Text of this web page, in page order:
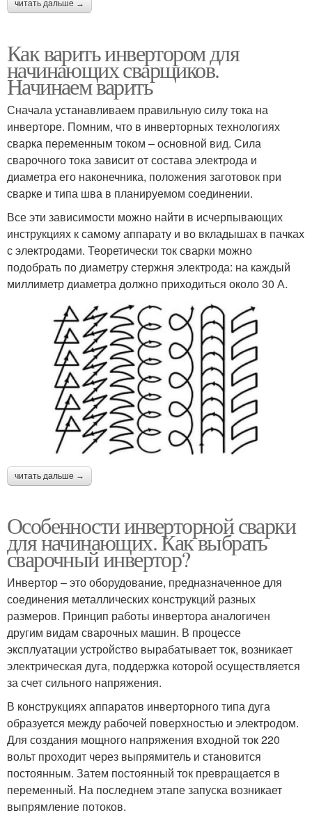
читать дальше →
Как варить инвертором для
начинающих сварщиков.
Начинаем варить
Сначала устанавливаем правильную силу тока на
инверторе. Помним, что в инверторных технологиях
сварка переменным током – основной вид. Сила
сварочного тока зависит от состава электрода и
диаметра его наконечника, положения заготовок при
сварке и типа шва в планируемом соединении.
Все эти зависимости можно найти в исчерпывающих
инструкциях к самому аппарату и во вкладышах в пачках
с электродами. Теоретически ток сварки можно
подобрать по диаметру стержня электрода: на каждый
миллиметр диаметра должно приходиться около 30 А.
читать дальше →
Особенности инверторной сварки
для начинающих. Как выбрать
сварочный инвертор?
Инвертор – это оборудование, предназначенное для
соединения металлических конструкций разных
размеров. Принцип работы инвертора аналогичен
другим видам сварочных машин. В процессе
эксплуатации устройство вырабатывает ток, возникает
электрическая дуга, поддержка которой осуществляется
за счет сильного напряжения.
В конструкциях аппаратов инверторного типа дуга
образуется между рабочей поверхностью и электродом.
Для создания мощного напряжения входной ток 220
вольт проходит через выпрямитель и становится
постоянным. Затем постоянный ток превращается в
переменный. На последнем этапе запуска возникает
выпрямление потоков.